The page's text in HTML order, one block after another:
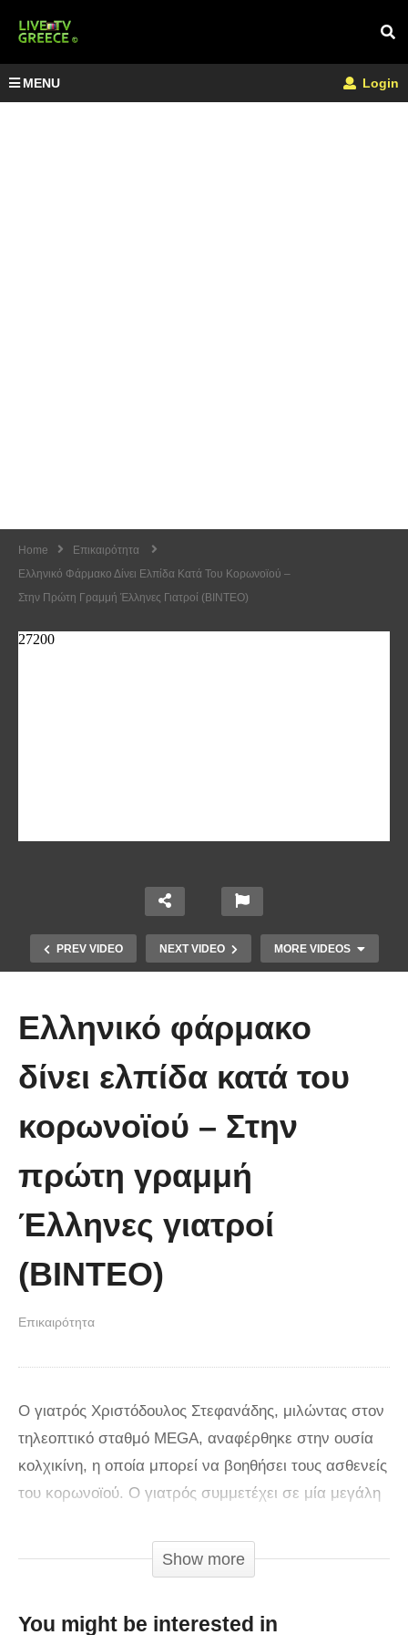
MENU Login
Home
Επικαιρότητα
Ελληνικό Φάρμακο Δίνει Ελπίδα Κατά Του Κορωνοϊού –
Στην Πρώτη Γραμμή Έλληνες Γιατροί (ΒΙΝΤΕΟ)
PREV VIDEO NEXT VIDEO MORE VIDEOS
πρώτη στιγμή και συγκίνησε το
νοηματική με ένα μικρό κορίτσι
Ελληνικό φάρμακο
δίνει ελπίδα κατά του
κορωνοϊού – Στην
πρώτη γραμμή
Έλληνες γιατροί
(ΒΙΝΤΕΟ)
Επικαιρότητα
Ο γιατρός Χριστόδουλος Στεφανάδης, μιλώντας στον
τηλεοπτικό σταθμό MEGA, αναφέρθηκε στην ουσία
κολχικίνη, η οποία μπορεί να βοηθήσει τους ασθενείς
του κορωνοϊού. Ο γιατρός συμμετέχει σε μία μεγάλη
διακρεκριμένοι λοιμωξιολόγοι. Ως εκ τούτου, ερευνά
την επίδραση της συγκεκριμένης ουσίας. Όπως
κολχικίνη μπορεί να είναι ευεργετική στους
Show more
You might be interested in